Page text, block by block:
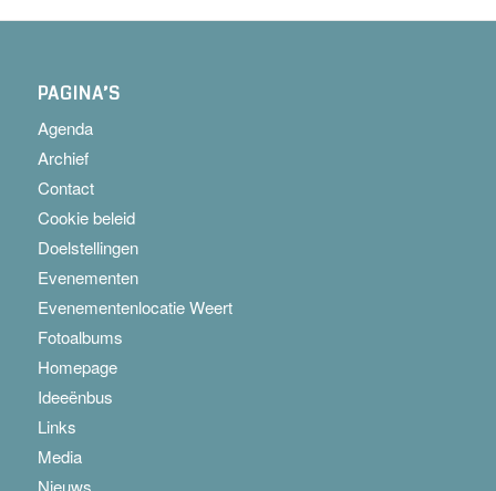
PAGINA’S
Agenda
Archief
Contact
Cookie beleid
Doelstellingen
Evenementen
Evenementenlocatie Weert
Fotoalbums
Homepage
Ideeënbus
Links
Media
Nieuws